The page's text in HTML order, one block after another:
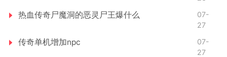
热血传奇尸魔洞的恶灵尸王爆什么
07-
27
传奇单机增加npc
07-
27